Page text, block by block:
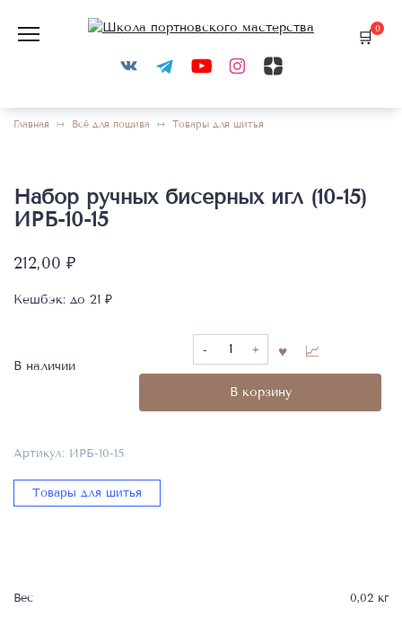
содержанию
0
Главная Всё для пошива Товары для шитья
Набор ручных бисерных игл (10-15)
ИРБ-10-15
212,00 ₽
Кешбэк: до 21 ₽
В наличии
Количество
товара
ручныхВ корзину
Артикул: ИРБ-10-15
Товары для шитья
Вес 0,02 кг